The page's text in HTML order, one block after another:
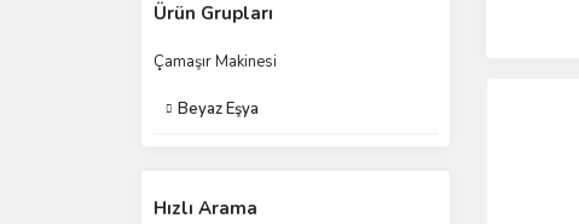
Ürün Grupları
Çamaşır Makinesi
Beyaz Eşya
Hızlı Arama